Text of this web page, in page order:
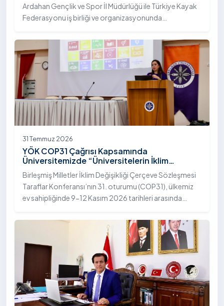
Ardahan Gençlik ve Spor İl Müdürlüğü ile Türkiye Kayak
Federasyonu iş birliği ve organizasyonunda
Sezonu Tekerlekli Kayak Türkiye Şampiyonası, 30-31
Temmuz 2026 tarihlerinde Ardahan Üniversitesi Yenisey
Yerleşkesi ev sahipliğinde tamamlandı.
31 Temmuz 2026
YÖK COP31 Çağrısı Kapsamında
Üniversitemizde “Üniversitelerin İklim
Diplomasisindeki Rolü” Konulu Bilgilendirme
Toplantısı Yapıldı
Birleşmiş Milletler İklim Değişikliği Çerçeve Sözleşmesi
Taraflar Konferansı’nın 31. oturumu (COP31), ülkemiz
ev sahipliğinde 9-12 Kasım 2026 tarihleri arasında
Yükseköğretim Kurulu (YÖK), üniversitelerin akademik
katkı ve proje bildirimlerini koordine etme çağrısında
bulundu. Ardahan Üniversitesinde 31 Temmuz 2026
tarihinde bu çağrıya yönelik bir ön hazırlık toplantısı
düzenlendi.